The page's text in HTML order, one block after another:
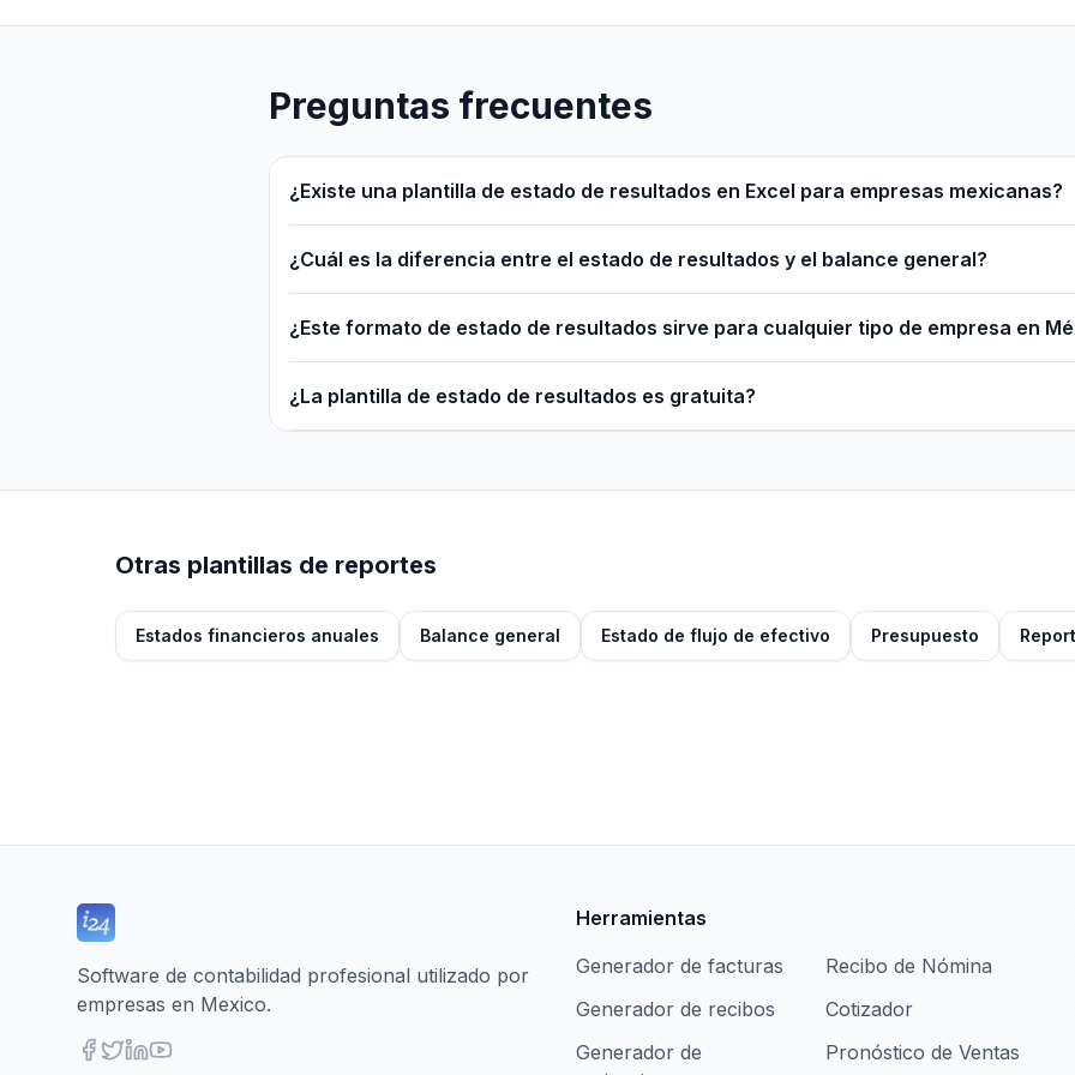
Preguntas frecuentes
¿Existe una plantilla de estado de resultados en Excel para empresas mexicanas?
¿Cuál es la diferencia entre el estado de resultados y el balance general?
¿Este formato de estado de resultados sirve para cualquier tipo de empresa en
¿La plantilla de estado de resultados es gratuita?
Otras plantillas de reportes
Estados financieros anuales Balance general Estado de flujo de efectivo Presupuesto
Software de contabilidad profesional utilizado por
empresas en Mexico.
Herramientas
Generador de facturas
Generador de recibos
Generador de
Recibo de Nómina
Cotizador
Pronóstico de Ventas